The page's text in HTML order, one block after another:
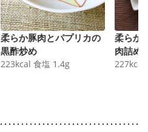
柔らか豚肉とパプリカの
黒酢炒め
223kcal 食塩 1.4g
柔らか
肉詰め
227kcal